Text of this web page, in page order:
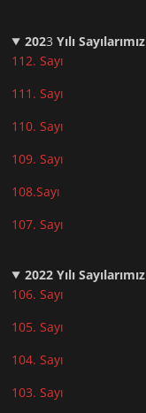
2023Yılı Sayılarımız
112. Sayı
111. Sayı
110. Sayı
109. Sayı
108.Sayı
107. Sayı
2022 Yılı Sayılarımız
106. Sayı
105. Sayı
104. Sayı
103. Sayı